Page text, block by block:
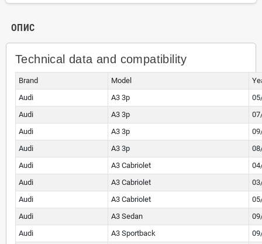
ОПИС
Technical data and compatibility
Brand Model
Audi
A3 3p
Audi
A3 3p
Audi
A3 3p
Audi
A3 3p
Audi
A3 Cabriolet
Audi
A3 Cabriolet
Audi
A3 Cabriolet
Audi
A3 Sedan
Audi
A3 Sportback